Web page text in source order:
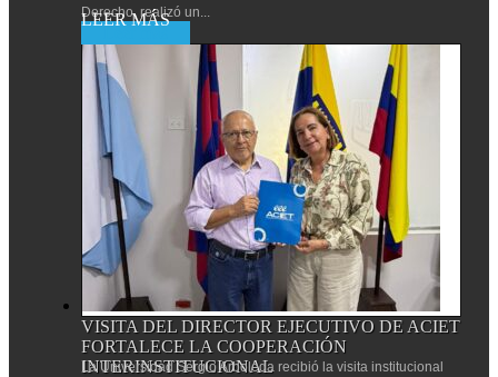
Derecho, realizó un...
VISITA DEL DIRECTOR EJECUTIVO DE ACIET
FORTALECE LA COOPERACIÓN
INTERINSTITUCIONAL
La Universidad Sergio Arboleda recibió la visita institucional